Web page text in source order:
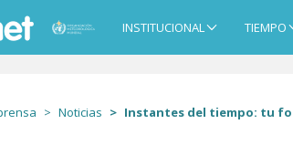
Main
navigation
INSTITUCIONAL TIEMPO
Noticias Instantes del tiempo: tu